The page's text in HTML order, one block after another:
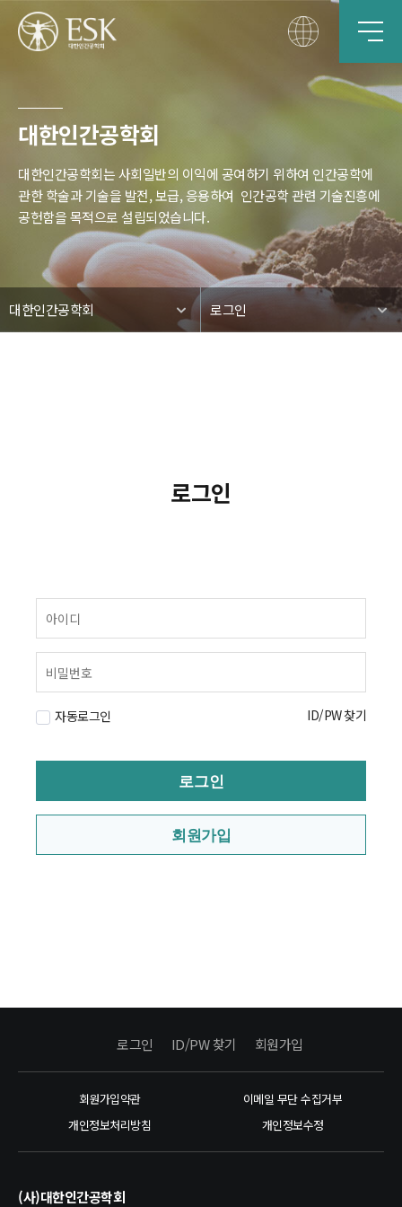
대한인간공학회
대한인간공학회는 사회일반의 이익에 공여하기 위하여 인간공학에
관한 학술과 기술을 발전, 보급, 응용하여 인간공학 관련 기술진흥에
공헌함을 목적으로 설립되었습니다.
대한인간공학회 로그인
로그인
자동로그인 ID/PW 찾기
로그인
회원가입
회원가입약관
이메일 무단 수집거부
개인정보처리방침
개인정보수정
로그인 ID/PW 찾기 회원가입
(사)대한인간공학회